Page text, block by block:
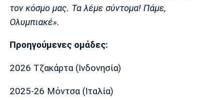
τον κόσμο μας. Τα λέμε σύντομα! Πάμε,
Ολυμπιακέ».
Προηγούμενες ομάδες:
2026 Τζακάρτα (Ινδονησία)
2025-26 Μόντσα (Ιταλία)